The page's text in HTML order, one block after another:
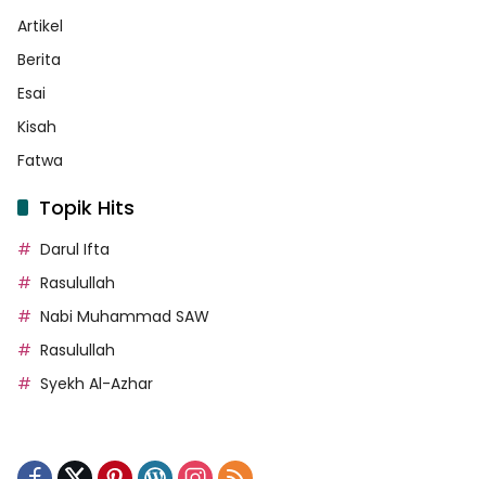
Artikel
Berita
Esai
Kisah
Fatwa
Topik Hits
Darul Ifta
Rasulullah
Nabi Muhammad SAW
Rasulullah
Syekh Al-Azhar